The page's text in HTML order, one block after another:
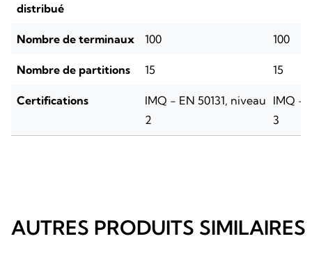
distribué
Nombre de terminaux 100 100
Nombre de partitions 15 15
Certifications
IMQ - EN 50131, niveau
2
IMQ -
3
AUTRES PRODUITS SIMILAIRES